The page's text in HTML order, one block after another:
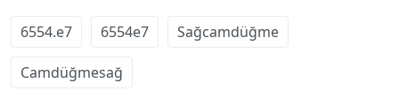
6554.e7 6554e7 Sağcamdüğme
Camdüğmesağ